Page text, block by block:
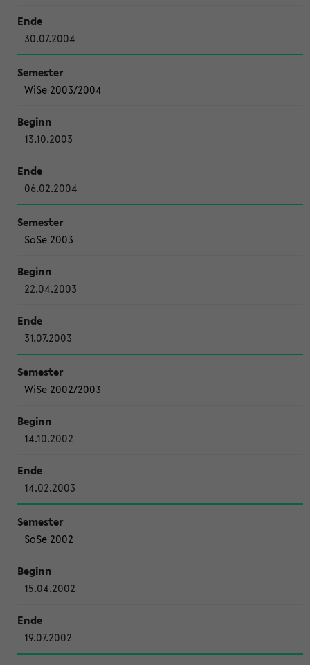
30.07.2004
WiSe 2003/2004
13.10.2003
06.02.2004
SoSe 2003
22.04.2003
31.07.2003
WiSe 2002/2003
14.10.2002
14.02.2003
SoSe 2002
15.04.2002
19.07.2002